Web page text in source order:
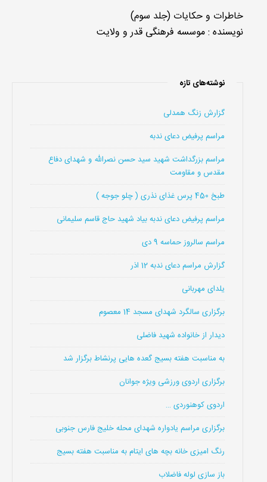
خاطرات و حکایات (جلد سوم)
نویسنده : موسسه فرهنگی قدر و ولایت
نوشته‌های تازه
گزارش زنگ همدلی
مراسم پرفیض دعای ندبه
مراسم بزرگداشت شهید سید حسن نصرالله و شهدای دفاع
مقدس و مقاومت
طبخ 450 پرس غذای نذری ( چلو جوجه )
مراسم پرفیض دعای ندبه بیاد شهید حاج قاسم سلیمانی
مراسم سالروز حماسه 9 دی
گزارش مراسم دعای ندبه 12 اذر
یلدای مهربانی
برگزاری سالگرد شهدای مسجد 14 معصوم
دیدار از خانواده شهید فاضلی
به مناسبت هفته بسیج گعده هایی پرنشاط برگزار شد
برگزاری اردوی ورزشی ویژه جوانان
اردوی کوهنوردی …
برگزاری مراسم یادواره شهدای محله خلیج فارس جنوبی
رنگ امیزی خانه بچه های ایتام به مناسبت هفته بسیج
باز سازی لوله فاضلاب